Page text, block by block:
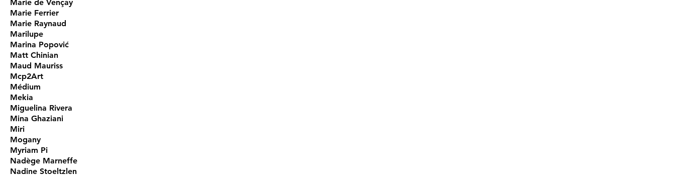
Marie de Vençay
Marie Ferrier
Marie Raynaud
Marilupe
Marina Popović
Matt Chinian
Maud Mauriss
Mcp2Art
Médium
Mekia
Miguelina Rivera
Mina Ghaziani
Miri
Mogany
Myriam Pi
Nadège Marneffe
Nadine Stoeltzlen